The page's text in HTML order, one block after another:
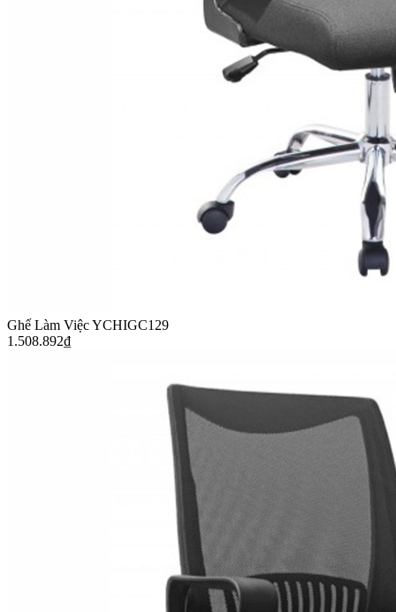
Ghế Làm Việc YCHIGC129
1.508.892₫